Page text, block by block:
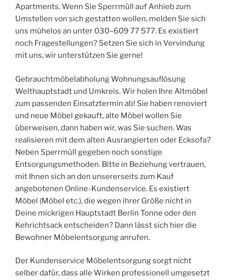
Apartments. Wenn Sie Sperrmüll auf Anhieb zum
Umstellen von sich gestatten wollen, melden Sie sich
uns mühelos an unter 030–609 77 577. Es existiert
noch Fragestellungen? Setzen Sie sich in Vervindung
mit uns, wir unterstützen Sie gerne!
Gebrauchtmöbelabholung Wohnungsauflösung
Welthauptstadt und Umkreis. Wir holen Ihre Altmöbel
zum passenden Einsatztermin ab! Sie haben renoviert
und neue Möbel gekauft, alte Möbel wollen Sie
überweisen, dann haben wir, was Sie suchen. Was
realisieren mit dem alten Ausrangierten oder Ecksofa?
Neben Sperrmüll gegeben noch sonstige
Entsorgungsmethoden. Bitte in Beziehung vertrauen,
mit Ihnen sich an den unsererseits zum Kauf
angebotenen Online-Kundenservice. Es existiert
Möbel (Möbel etc.), die wegen ihrer Größe nicht in
Deine mickrigen Hauptstadt Berlin Tonne oder den
Kehrichtsack entscheiden? Dann lässt sich hier die
Bewohner Möbelentsorgung anrufen.
Der Kundenservice Möbelentsorgung sorgt nicht
selber dafür, dass alle Wirken professionell umgesetzt